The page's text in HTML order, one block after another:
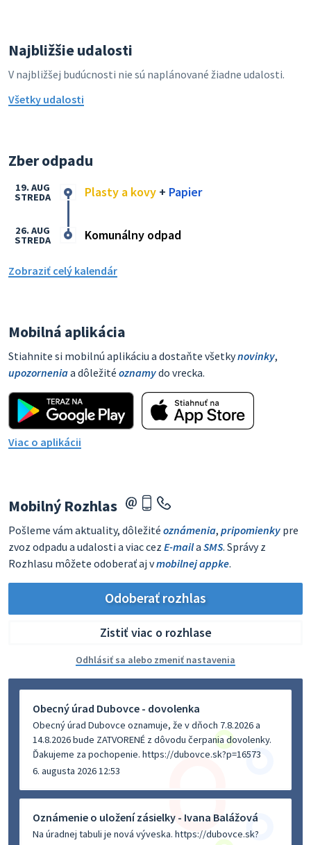
Najbližšie udalosti
V najbližšej budúcnosti nie sú naplánované žiadne udalosti.
Všetky udalosti
Zber odpadu
Plasty a kovy + Papier
19. AUG
STREDA
Komunálny odpad
26. AUG
STREDA
Zobraziť celý kalendár
Mobilná aplikácia
Stiahnite si mobilnú aplikáciu a dostaňte všetkynovinky,
upozorneniaa dôležité oznamydo vrecka.
Viac o aplikácii
Mobilný Rozhlas
Pošleme vám aktuality, dôležité oznámenia, pripomienky pre
zvoz odpadu a udalosti a viac cez E-maila SMS. Správy z
Rozhlasu môžete odoberať aj vmobilnej appke.
Odoberať rozhlas
Zistiť viac o rozhlase
Odhlásiť sa alebo zmeniť nastavenia
Obecný úrad Dubovce - dovolenka
Obecný úrad Dubovce oznamuje, že v dňoch 7.8.2026 a
14.8.2026 bude ZATVORENÉ z dôvodu čerpania dovolenky.
Ďakujeme za pochopenie. https://dubovce.sk?p=16573
6. augusta 2026 12:53
Oznámenie o uložení zásielky - Ivana Balážová
Na úradnej tabuli je nová výveska. https://dubovce.sk?